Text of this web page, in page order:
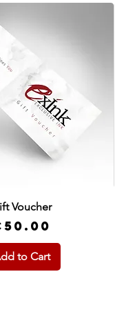
Voucher
to Cart